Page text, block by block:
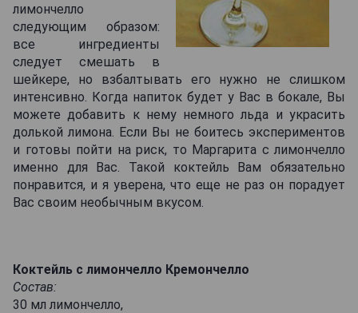
лимончелло
следующим образом:
все ингредиенты
следует смешать в
шейкере, но взбалтывать его нужно не слишком
интенсивно. Когда напиток будет у Вас в бокале, Вы
можете добавить к нему немного льда и украсить
долькой лимона. Если Вы не боитесь экспериментов
и готовы пойти на риск, то Маргарита с лимончелло
именно для Вас. Такой коктейль Вам обязательно
понравится, и я уверена, что еще не раз он порадует
Вас своим необычным вкусом.
Коктейль с лимончелло Кремончелло
Состав:
30 мл лимончелло,